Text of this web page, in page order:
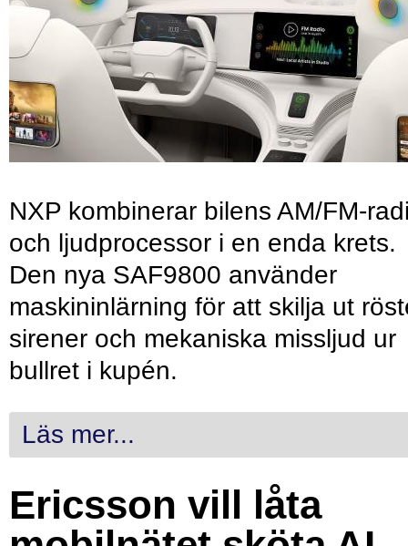
NXP kombinerar bilens AM/FM-
och ljudprocessor i en enda krets.
Den nya SAF9800 använder
maskininlärning för att skilja ut
sirener och mekaniska missljud ur
bullret i kupén.
Läs mer...
Ericsson vill låta